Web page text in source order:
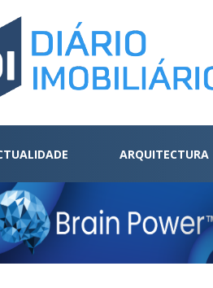
ARQUITECTURA